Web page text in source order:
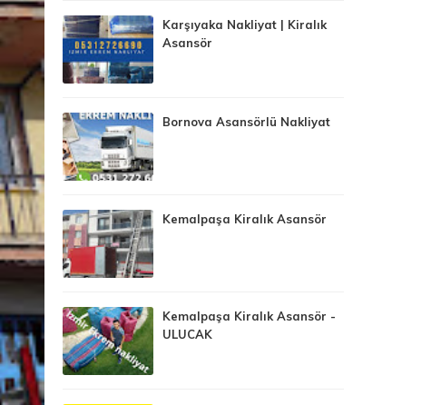
Karşıyaka Nakliyat | Kiralık
Asansör
Bornova Asansörlü Nakliyat
Kemalpaşa Kiralık Asansör
Kemalpaşa Kiralık Asansör -
ULUCAK